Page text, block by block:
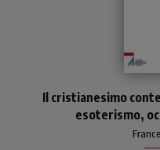
che
visione
del
Il cristianesimo
esoterismo,